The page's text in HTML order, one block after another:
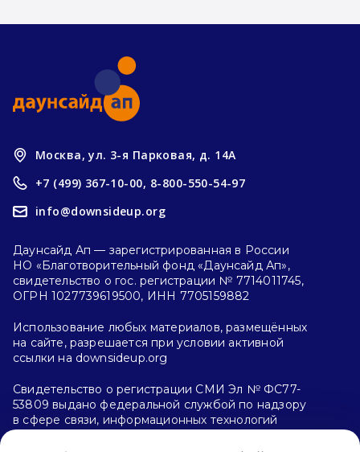
Москва, ул. 3-я Парковая, д. 14А
+7 (499) 367-10-00, 8-800-550-54-97
info@downsideup.org
Даунсайд Ап — зарегистрированная в России
НО «Благотворительный фонд «Даунсайд Ап»,
свидетельство о гос. регистрации № 7714011745,
ОГРН 1027739619500, ИНН 7705159882
Использование любых материалов, размещённых
на сайте, разрешается при условии активной
ссылки на downsideup.org
Свидетельство о регистрации СМИ Эл № ФС77-
53809 выдано федеральной службой по надзору
в сфере связи, информационных технологий
и массовых коммуникаций (Роскомнадзор)